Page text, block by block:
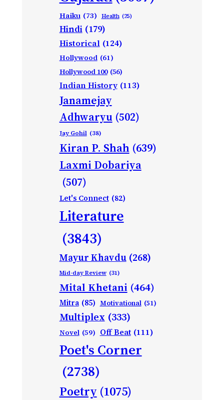
Haiku (73) Health (25)
Hindi (179)
Historical (124)
Hollywood (61)
Hollywood 100 (56)
Indian History (113)
Janamejay
Adhwaryu (502)
Jay Gohil (38)
Kiran P. Shah (639)
Laxmi Dobariya
(507)
Let's Connect (82)
Literature
(3843)
Mayur Khavdu (268)
Mid-day Review (31)
Mital Khetani (464)
Mitra (85) Motivational (51)
Multiplex (333)
Novel (59) Off Beat (111)
Poet's Corner
(2738)
Poetry (1075)